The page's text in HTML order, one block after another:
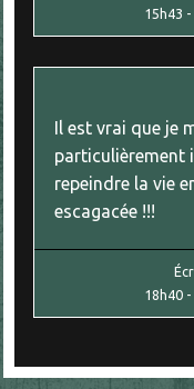
15h43
Il est vrai que je
particulièrement
repeindre la vie
escagacée !!!
18h40